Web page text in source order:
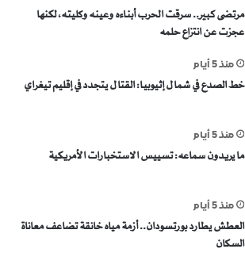
مرتضى كبير.. سرقت الحرب أبناءه وعينه وكليته، لكنها
عجزت عن انتزاع حلمه
منذ 5 أيام
خط الصدع في شمال إثيوبيا: القتال يتجدد في إقليم تيغراي
منذ 5 أيام
ما يريدون سماعه: تسييس الاستخبارات الأمريكية
منذ 5 أيام
العطش يطارد بورتسودان.. أزمة مياه خانقة تضاعف معاناة
السكان